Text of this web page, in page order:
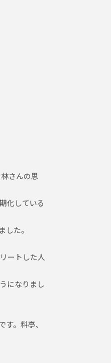
さんの思
化している
た。
ートした人
になりまし
。料亭、